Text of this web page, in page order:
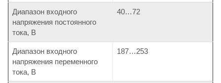
Диапазон входного
напряжения постоянного
тока, В
40…72
Диапазон входного
напряжения переменного
тока, В
187…253